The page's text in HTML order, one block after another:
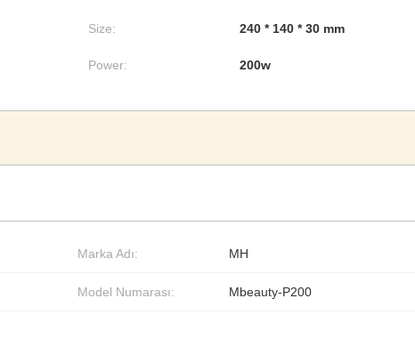
Size: 240 * 140 * 30 mm
Power: 200w
Marka Adı: MH
Model Numarası: Mbeauty-P200